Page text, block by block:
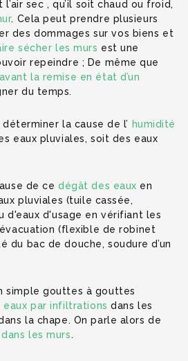
l’air sec , qu’il soit chaud ou froid,
. Cela peut prendre plusieurs
des dommages sur vos biens et
sécher les murs est une
repeindre ; De même que
la remise en état d’un
du temps.
la cause de l’ humidité
eaux pluviales, soit des eaux
de cedégât des eaux en
pluviales (tuile cassée,
d'eaux d'usage en vérifiant les
(flexible de robinet
du bac de douche, soudure d’un
simple gouttes à gouttes
eaux par infiltrations dans les
la chape. On parle alors de
les murs.